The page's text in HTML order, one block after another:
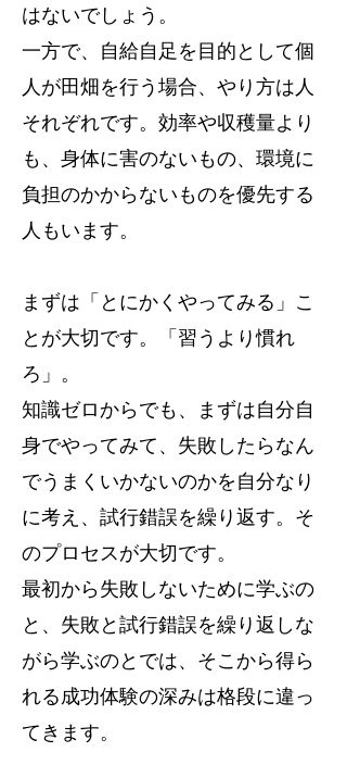
はないでしょう。
一方で、自給自足を目的として個
人が田畑を行う場合、やり方は人
それぞれです。効率や収穫量より
も、身体に害のないもの、環境に
負担のかからないものを優先する
人もいます。
まずは「とにかくやってみる」こ
とが大切です。「習うより慣れ
ろ」。
知識ゼロからでも、まずは自分自
身でやってみて、失敗したらなん
でうまくいかないのかを自分なり
に考え、試行錯誤を繰り返す。そ
のプロセスが大切です。
最初から失敗しないために学ぶの
と、失敗と試行錯誤を繰り返しな
がら学ぶのとでは、そこから得ら
れる成功体験の深みは格段に違っ
てきます。